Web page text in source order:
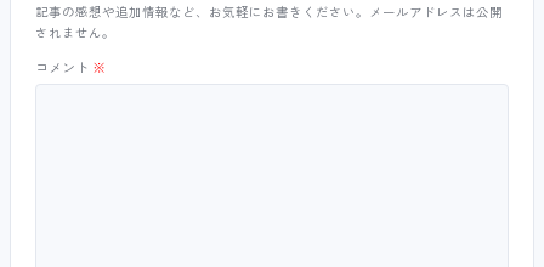
記事の感想や追加情報など、お気軽にお書きください。メールアドレスは公開
されません。
コメント ※